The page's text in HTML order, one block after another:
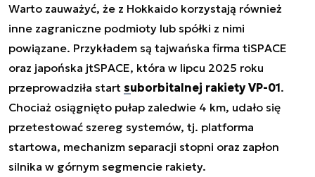
Warto zauważyć, że z Hokkaido korzystają również
inne zagraniczne podmioty lub spółki z nimi
powiązane. Przykładem są tajwańska firma tiSPACE
oraz japońska jtSPACE, która w lipcu 2025 roku
przeprowadziła start suborbitalnej rakiety VP-01.
Chociaż osiągnięto pułap zaledwie 4 km, udało się
przetestować szereg systemów, tj. platforma
startowa, mechanizm separacji stopni oraz zapłon
silnika w górnym segmencie rakiety.